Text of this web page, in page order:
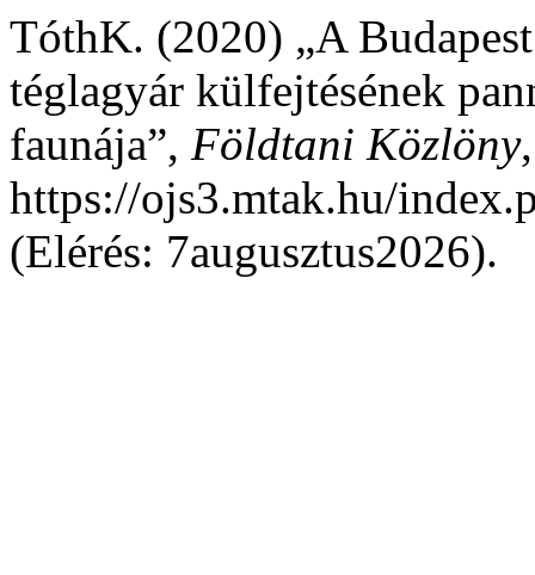
TóthK. (2020) „A
téglagyár külfejtésének
faunája”, Földtani Közlöny
https://ojs3.mtak.hu/
(Elérés: 7augusztus2026).